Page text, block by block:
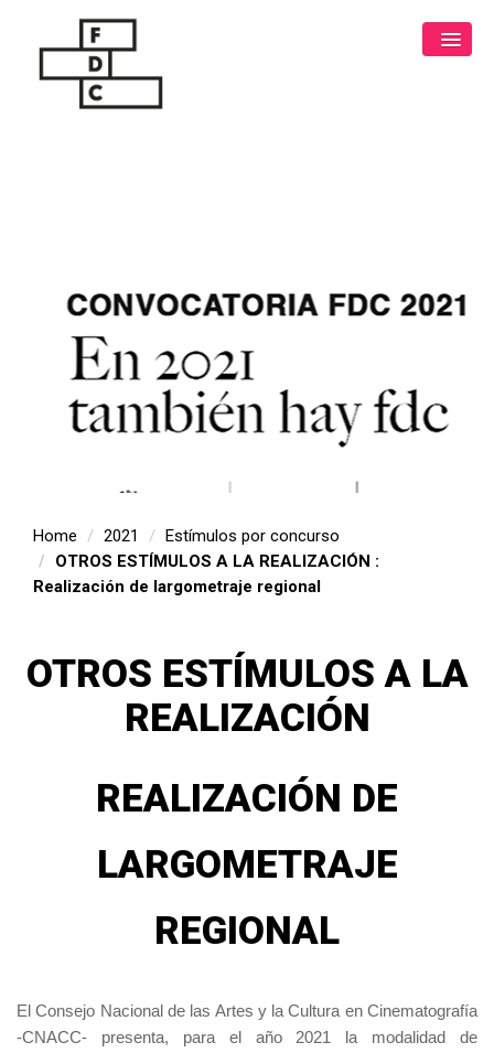
Home 2021
Estímulos por concurso
OTROS ESTÍMULOS A LA REALIZACIÓN :
Realización de largometraje regional
OTROS ESTÍMULOS A LA
REALIZACIÓN
REALIZACIÓN DE
LARGOMETRAJE
REGIONAL
El Consejo Nacional de las Artes y la Cultura en Cinematografía
-CNACC- presenta, para el año 2021 la modalidad de